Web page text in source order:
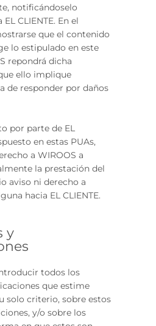
notificándoselo
CLIENTE. En el
que el contenido
lo estipulado en este
repondrá dicha
ello implique
de responder por daños
por parte de EL
en estas PUAs,
a WIROOS a
la prestación del
aviso ni derecho a
hacia EL CLIENTE.
y
todos los
que estime
solo criterio, sobre estos
y/o sobre los